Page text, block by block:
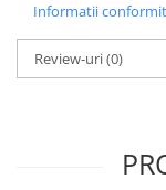
Tricouri
Veste
Informatii
Review-uri(0)